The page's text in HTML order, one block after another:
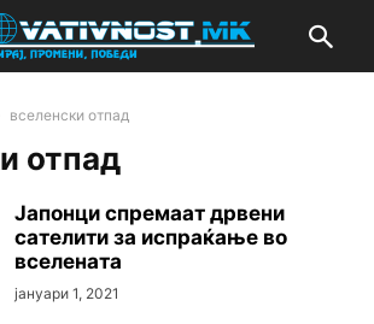
вселенски отпад
отпад
Јапонци спремаат дрвени
сателити за испраќање во
вселената
јануари 1, 2021